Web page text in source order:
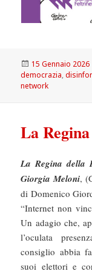
Scritto
il
15 Gennaio 2026
democrazia,
network
La
La Regina della
Giorgia Meloni,
di Domenico
“Internet non
Un adagio che,
l’oculata
consiglio abbia
suoi elettori e